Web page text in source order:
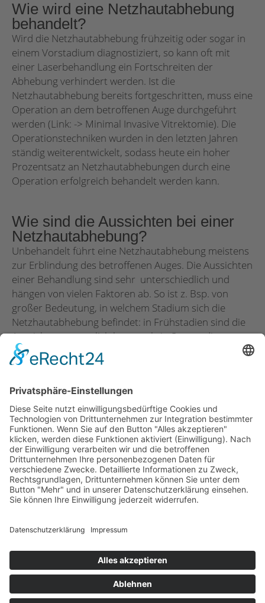
Wie wird eine Netzhautabhebung
behandelt?
Wird die Netzhautabhebung frühzeitig oder sogar in
einem Vorstadium diagnostiziert, so kann oft mit
einer Laserbehandlung ein Fortschreiten der
Abhebung verhindert werden. Ist die
Netzhautabhebung bereits fortgeschritten, muss eine
Operation an dem betroffenen Auge durchgeführt
werden (Link: -> Minimal Invasive Vitrektomie). Die
Operationstechniken wurden in den letzten Jahren
ständig weiterentwickelt, sodass heute ein hoher
Prozentsatz an Netzhautabhebungen durch eine
Operation erfolgreich behandelt werden kann.
Wie sind die Aussichten bei einer
Netzhautabhebung?
Unbehandelt führt eine Netzhautabhebung meistens
zur Erblindung des betroffenen Auges. Die Aussichten
einer Behandlung sind sehr unterschiedlich und
hängen von vielen Faktoren ab. So ist z. Bsp. von
großer Bedeutung, in welchem Stadium sich die
Netzhautabhebung befindet: in Frühstadien sind die
Aussichten wesentlich besser als in Spätstadien.
Weiters ist z. Bsp. wichtig, ob das Netzhautzentrum
betroffen ist: bei Aussparung des Netzhautzentrums
während bei Abhebung des Netzhautzentrums mit
bleibenden Einbußen an Sehleistung gerechnet
werden muss. Grundsätzlich lässt sich sagen: je
früher eine Netzhautabhebung diagnostiziert wird,
desto besser sind die Aussichten einer Behandlung !
Für weitere Informationen stehe ich Ihnen jederzeit
gerne zur Verfügung!
© Univ.-Prof. Dr. Christoph Scholda
Home
Impressum Datenschutz
Sitemap